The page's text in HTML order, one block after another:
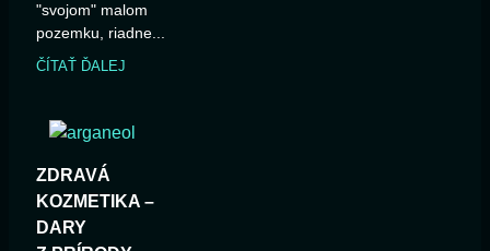
"svojom" malom
pozemku, riadne...
ČÍTAŤ ĎALEJ
ZDRAVÁ
KOZMETIKA –
DARY